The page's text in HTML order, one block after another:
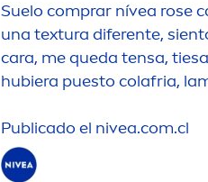
Suelo comprar nívea rose
una textura diferente,
cara, me queda tensa,
hubiera puesto colafria, la
Publicado el nivea.com.cl